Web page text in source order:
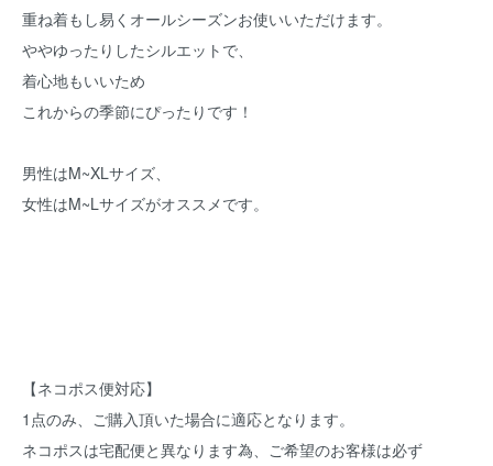
重ね着もし易くオールシーズンお使いいただけます。
ややゆったりしたシルエットで、
着心地もいいため
これからの季節にぴったりです！
男性はM~XLサイズ、
女性はM~Lサイズがオススメです。
【ネコポス便対応】
1点のみ、ご購入頂いた場合に適応となります。
ネコポスは宅配便と異なります為、ご希望のお客様は必ず